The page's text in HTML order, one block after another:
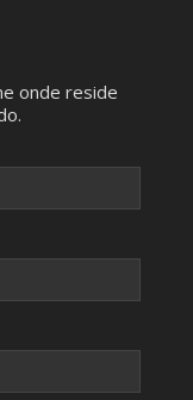
onde reside